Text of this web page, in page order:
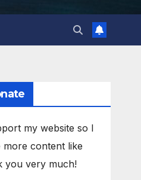
my website so I
more content like
you very much!